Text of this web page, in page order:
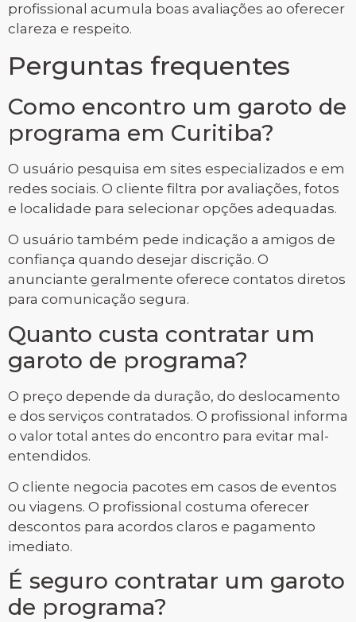
profissional acumula boas avaliações ao oferecer
clareza e respeito.
Perguntas frequentes
Como encontro um garoto de
programa em Curitiba?
O usuário pesquisa em sites especializados e em
redes sociais. O cliente filtra por avaliações, fotos
e localidade para selecionar opções adequadas.
O usuário também pede indicação a amigos de
confiança quando desejar discrição. O
anunciante geralmente oferece contatos diretos
para comunicação segura.
Quanto custa contratar um
garoto de programa?
O preço depende da duração, do deslocamento
e dos serviços contratados. O profissional informa
o valor total antes do encontro para evitar mal-
entendidos.
O cliente negocia pacotes em casos de eventos
ou viagens. O profissional costuma oferecer
descontos para acordos claros e pagamento
imediato.
É seguro contratar um garoto
de programa?